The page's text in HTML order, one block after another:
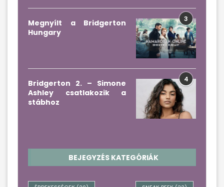
3
Megnyílt a Bridgerton
Hungary
4
Bridgerton 2. – Simone
Ashley csatlakozik a
stábhoz
BEJEGYZÉS KATEGÓRIÁK